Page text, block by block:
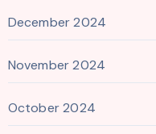
December 2024
November 2024
October 2024